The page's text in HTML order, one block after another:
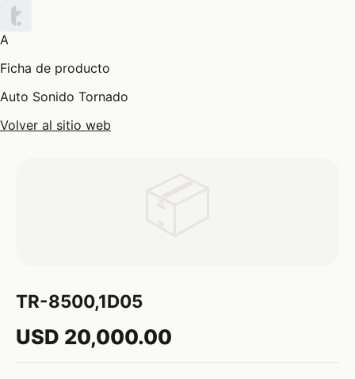
A
Ficha de producto
Auto Sonido Tornado
Volver al sitio web
TR-8500,1D05
USD 20,000.00